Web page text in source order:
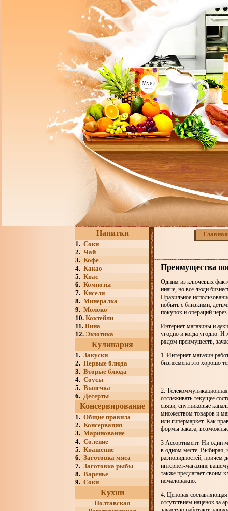
Напитки
1. Соки
2. Чай
3. Кофе
4. Какао
5. Квас
6. Компоты
7. Кисели
8. Минералка
9. Молоко
10. Коктейли
11. Вина
12. Экзотика
Кулинария
1. Закуски
2. Первые блюда
3. Вторые блюда
4. Соусы
5. Выпечка
6. Десерты
Консервирование
1. Общие правила
2. Консервация
3. Маринование
4. Соление
5. Квашение
6. Заготовка мяса
7. Заготовка рыбы
8. Варенье
9. Соки
Кухни
Полтавская
Главная
Преимущества
Одним из ключевых
иначе, но все люди
Правильное
побыть с близкими,
покупок и операций через
Интернет-магазины и
угодно и когда угодно.
рядом преимуществ,
1. Интернет-магазин
бизнесмена это хорошо
2.
отслеживать текущее
связи, спутниковые
множеством товаров и
или гипермаркет. Как
формы заказа, возможные
3 Ассортимент. Ни один
в одном месте. Выбирая,
разновидностей, причем
интернет-магазине
также предлагает своим
немаловажно.
4. Ценовая
отсутствием наценок за